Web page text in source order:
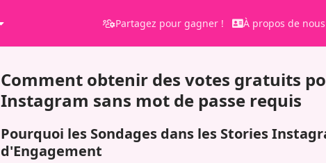
Partagez pour gagner ! À propos de nous
Comment obtenir des votes gratuits
Instagram sans mot de passe requis
Pourquoi les Sondages dans les Stories
d'Engagement